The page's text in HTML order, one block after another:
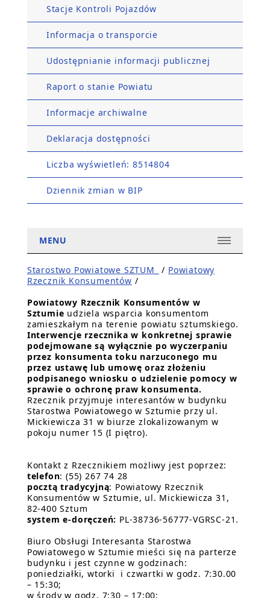
Stacje Kontroli Pojazdów
Informacja o transporcie
Udostępnianie informacji publicznej
Raport o stanie Powiatu
Informacje archiwalne
Deklaracja dostępności
Liczba wyświetleń: 8514804
Dziennik zmian w BIP
MENU
Starostwo Powiatowe SZTUM_ / Powiatowy
Rzecznik Konsumentów /
Powiatowy Rzecznik Konsumentów w
Sztumie udziela wsparcia konsumentom
zamieszkałym na terenie powiatu sztumskiego.
Interwencje rzecznika w konkretnej sprawie
podejmowane są wyłącznie po wyczerpaniu
przez konsumenta toku narzuconego mu
przez ustawę lub umowęoraz złożeniu
podpisanego wniosku o udzielenie pomocy w
sprawie o ochronę praw konsumenta.
Rzecznik przyjmuje interesantów w budynku
Starostwa Powiatowego w Sztumie przy ul.
Mickiewicza 31 w biurze zlokalizowanym w
pokoju numer 15 (I piętro).
Kontakt z Rzecznikiem możliwy jest poprzez:
telefon: (55) 267 74 28
pocztą tradycyjną: Powiatowy Rzecznik
Konsumentów w Sztumie, ul. Mickiewicza 31,
82-400 Sztum
systeme-doręczeń: PL-38736-56777-VGRSC-21.
Biuro Obsługi Interesanta Starostwa
Powiatowego w Sztumie mieści się na parterze
budynku i jest czynne w godzinach:
poniedziałki, wtorki i czwartki w godz. 7:30.00
– 15:30;
w środy w godz. 7:30 – 17:00;